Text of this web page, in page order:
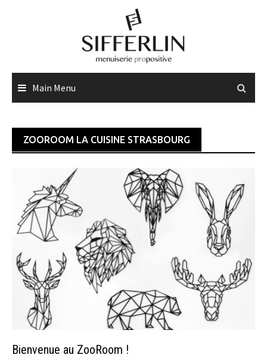
Main Menu
ZOOROOM LA CUISINE STRASBOURG
Bienvenue au ZooRoom !